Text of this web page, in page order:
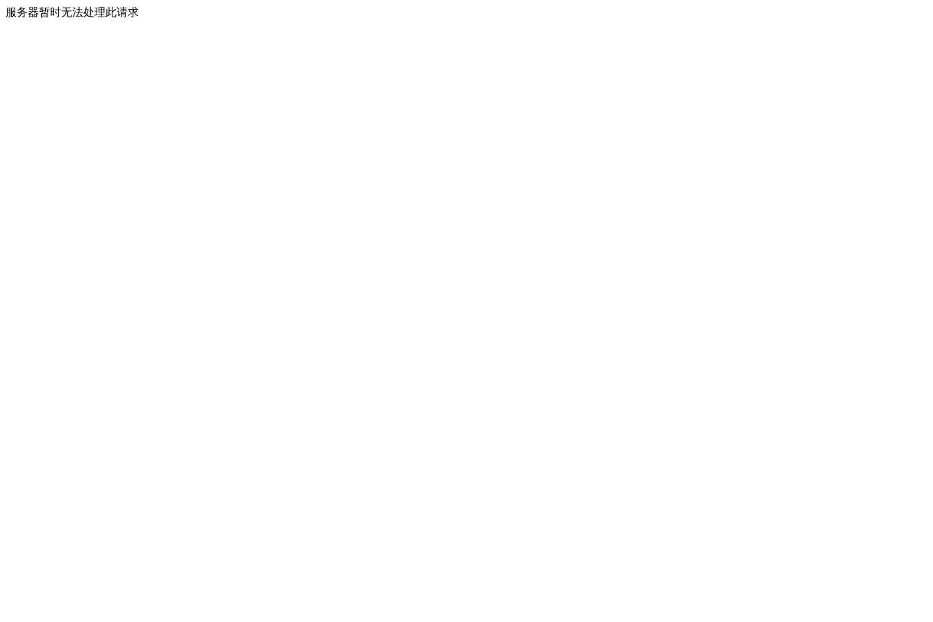
服务器暂时无法处理此请求